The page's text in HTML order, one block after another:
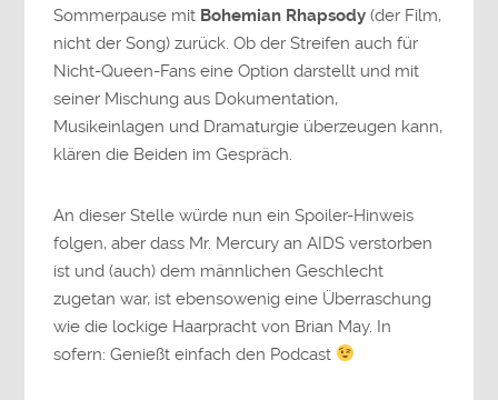
Sommerpause mit Bohemian Rhapsody (der Film,
nicht der Song) zurück. Ob der Streifen auch für
Nicht-Queen-Fans eine Option darstellt und mit
seiner Mischung aus Dokumentation,
Musikeinlagen und Dramaturgie überzeugen kann,
klären die Beiden im Gespräch.
An dieser Stelle würde nun ein Spoiler-Hinweis
folgen, aber dass Mr. Mercury an AIDS verstorben
ist und (auch) dem männlichen Geschlecht
zugetan war, ist ebensowenig eine Überraschung
wie die lockige Haarpracht von Brian May. In
sofern: Genießt einfach den Podcast